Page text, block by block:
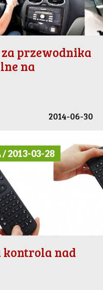
przewodnika
na
2014-06-30
/ 2013-03-28
kontrola nad